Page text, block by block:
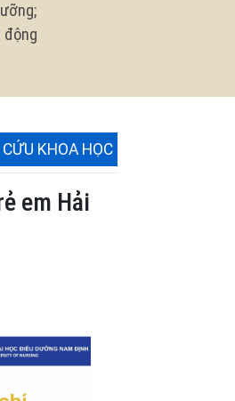
động
KHOA HỌC
em Hải